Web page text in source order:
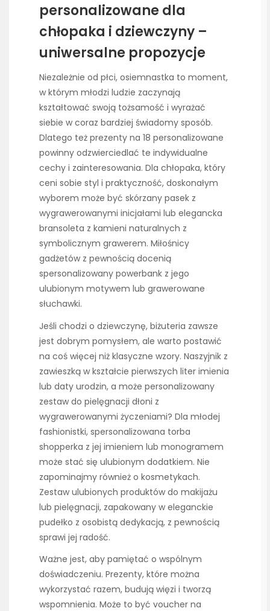
personalizowane dla
chłopaka i dziewczyny –
uniwersalne propozycje
Niezależnie od płci, osiemnastka to moment,
w którym młodzi ludzie zaczynają
kształtować swoją tożsamość i wyrażać
siebie w coraz bardziej świadomy sposób.
Dlatego też prezenty na 18 personalizowane
powinny odzwierciedlać te indywidualne
cechy i zainteresowania. Dla chłopaka, który
ceni sobie styl i praktyczność, doskonałym
wyborem może być skórzany pasek z
wygrawerowanymi inicjałami lub elegancka
bransoleta z kamieni naturalnych z
symbolicznym grawerem. Miłośnicy
gadżetów z pewnością docenią
spersonalizowany powerbank z jego
ulubionym motywem lub grawerowane
słuchawki.
Jeśli chodzi o dziewczynę, biżuteria zawsze
jest dobrym pomysłem, ale warto postawić
na coś więcej niż klasyczne wzory. Naszyjnik z
zawieszką w kształcie pierwszych liter imienia
lub daty urodzin, a może personalizowany
zestaw do pielęgnacji dłoni z
wygrawerowanymi życzeniami? Dla młodej
fashionistki, spersonalizowana torba
shopperka z jej imieniem lub monogramem
może stać się ulubionym dodatkiem. Nie
zapominajmy również o kosmetykach.
Zestaw ulubionych produktów do makijażu
lub pielęgnacji, zapakowany w eleganckie
pudełko z osobistą dedykacją, z pewnością
sprawi jej radość.
Ważne jest, aby pamiętać o wspólnym
doświadczeniu. Prezenty, które można
wykorzystać razem, budują więzi i tworzą
wspomnienia. Może to być voucher na